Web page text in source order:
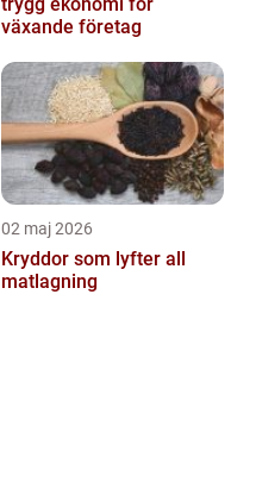
växande företag
02 maj 2026
Kryddor som lyfter all
matlagning